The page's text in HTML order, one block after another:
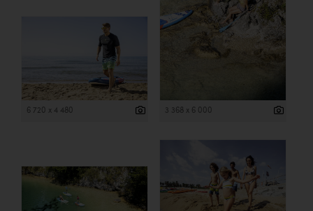
6 720 x 4 480 3 368 x 6 000